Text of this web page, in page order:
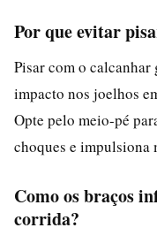
Por que evitar
Pisar com o calcanhar
impacto nos joelhos
Opte pelo meio-pé
choques e impulsiona
Como os braços
corrida?